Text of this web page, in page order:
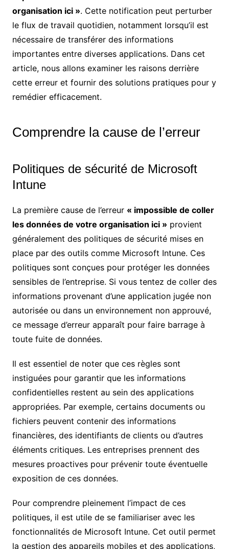
organisation ici ». Cette notification peut perturber
le flux de travail quotidien, notamment lorsqu’il est
nécessaire de transférer des informations
importantes entre diverses applications. Dans cet
article, nous allons examiner les raisons derrière
cette erreur et fournir des solutions pratiques pour y
remédier efficacement.
Comprendre la cause de l’erreur
Politiques de sécurité de Microsoft
Intune
La première cause de l’erreur « impossible de coller
les données de votre organisation ici » provient
généralement des politiques de sécurité mises en
place par des outils comme Microsoft Intune. Ces
politiques sont conçues pour protéger les données
sensibles de l’entreprise. Si vous tentez de coller des
informations provenant d’une application jugée non
autorisée ou dans un environnement non approuvé,
ce message d’erreur apparaît pour faire barrage à
toute fuite de données.
Il est essentiel de noter que ces règles sont
instiguées pour garantir que les informations
confidentielles restent au sein des applications
appropriées. Par exemple, certains documents ou
fichiers peuvent contenir des informations
financières, des identifiants de clients ou d’autres
éléments critiques. Les entreprises prennent des
mesures proactives pour prévenir toute éventuelle
exposition de ces données.
Pour comprendre pleinement l’impact de ces
politiques, il est utile de se familiariser avec les
fonctionnalités de Microsoft Intune. Cet outil permet
la gestion des appareils mobiles et des applications,